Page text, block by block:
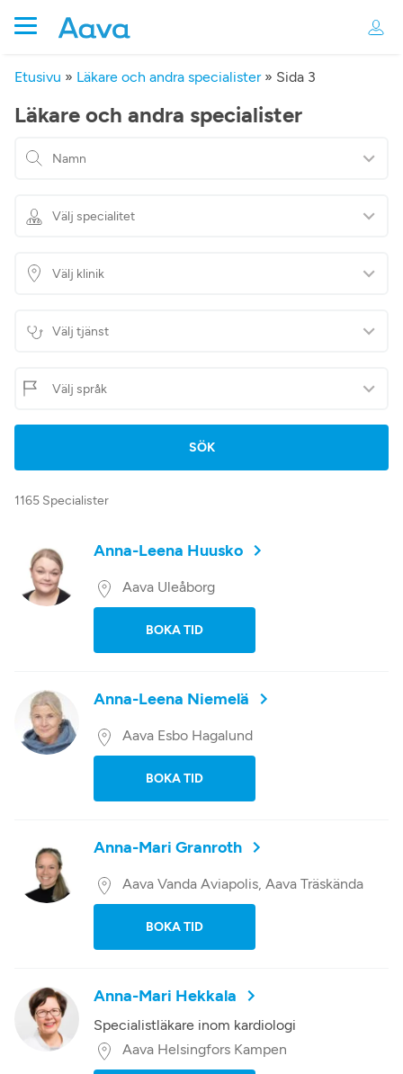
Etusivu » Läkare och andra specialister» Sida 3
Läkare och andra specialister
1165 Specialister
Anna-Leena Huusko
Aava Uleåborg
BOKA TID
Anna-Leena Niemelä
Aava Esbo Hagalund
BOKA TID
Anna-Mari Granroth
Aava Vanda Aviapolis, Aava Träskända
BOKA TID
Anna-Mari Hekkala
Specialistläkare inom kardiologi
Aava Helsingfors Kampen